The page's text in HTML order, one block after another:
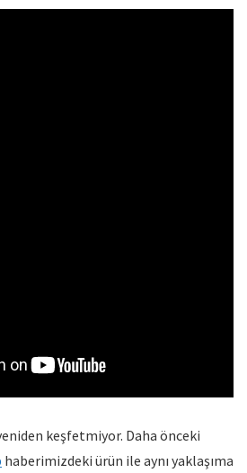
keşfetmiyor. Daha önceki
haberimizdeki ürün ile aynı yaklaşıma